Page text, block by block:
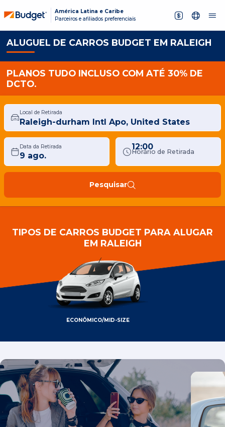
América Latina e Caribe
Parceiros e afiliados preferenciais
ALUGUEL DE CARROS BUDGET EM RALEIGH
PLANOS TUDO INCLUSO COM ATÉ 30% DE
DCTO.
Local de Retirada
Data da Retirada
Horário de Retirada
12:00
Pesquisar
TIPOS DE CARROS BUDGET PARA ALUGAR
EM RALEIGH
ECONÔMICO/MID-SIZE